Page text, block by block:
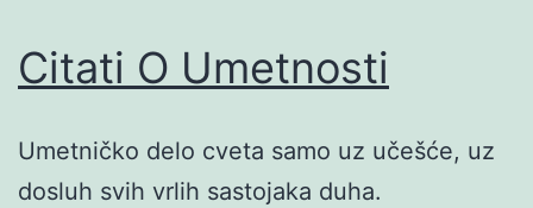
Citati O Umetnosti
Umetničko delo cveta samo uz učešće, uz
dosluh svih vrlih sastojaka duha.